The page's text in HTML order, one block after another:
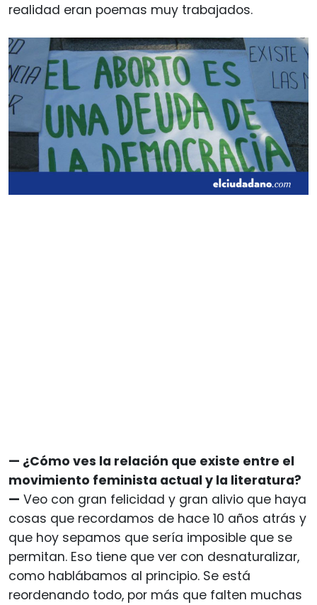
realidad eran poemas muy trabajados.
— ¿Cómo ves la relación que existe entre el
movimiento feminista actual y la literatura?
— Veo con gran felicidad y gran alivio que haya
cosas que recordamos de hace 10 años atrás y
que hoy sepamos que sería imposible que se
permitan. Eso tiene que ver con desnaturalizar,
como hablábamos al principio. Se está
reordenando todo, por más que falten muchas